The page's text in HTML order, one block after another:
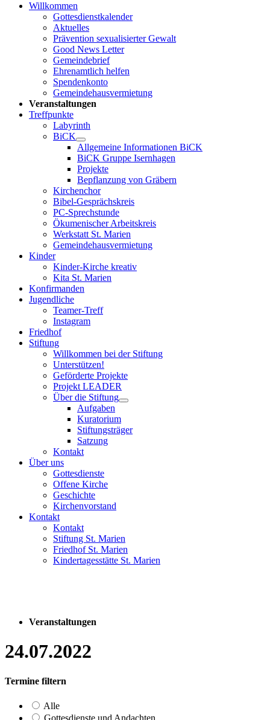
Willkommen
Gottesdienstkalender
Aktuelles
Prävention sexualisierter Gewalt
Good News Letter
Gemeindebrief
Ehrenamtlich helfen
Spendenkonto
Gemeindehausvermietung
Veranstaltungen
Treffpunkte
Labyrinth
BiCK
Allgemeine Informationen BiCK
BiCK Gruppe Isernhagen
Projekte
Bepflanzung von Gräbern
Kirchenchor
Bibel-Gesprächskreis
PC-Sprechstunde
Ökumenischer Arbeitskreis
Werkstatt St. Marien
Gemeindehausvermietung
Kinder
Kinder-Kirche kreativ
Kita St. Marien
Konfirmanden
Jugendliche
Teamer-Treff
Instagram
Friedhof
Stiftung
Willkommen bei der Stiftung
Unterstützen!
Geförderte Projekte
Projekt LEADER
Über die Stiftung
Aufgaben
Kuratorium
Stiftungsträger
Satzung
Kontakt
Über uns
Gottesdienste
Offene Kirche
Geschichte
Kirchenvorstand
Kontakt
Kontakt
Stiftung St. Marien
Friedhof St. Marien
Kindertagesstätte St. Marien
Veranstaltungen
24.07.2022
Termine filtern
Alle